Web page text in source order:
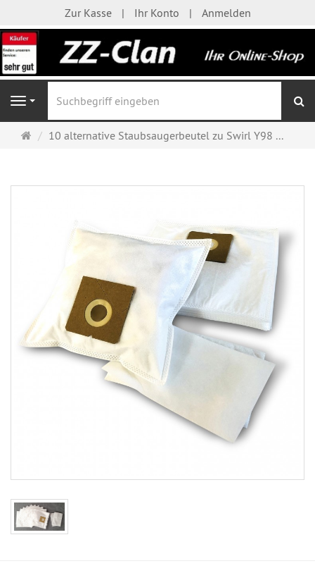
Zur Kasse Ihr Konto Anmelden
Navigation
Startseite
10 alternative Staubsaugerbeutel zu Swirl Y98 ...